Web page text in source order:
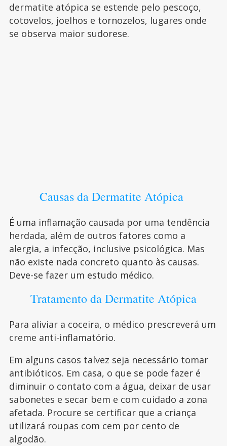
dermatite atópica se estende pelo pescoço,
cotovelos, joelhos e tornozelos, lugares onde
se observa maior sudorese.
Causas da Dermatite Atópica
É uma inflamação causada por uma tendência
herdada, além de outros fatores como a
alergia, a infecção, inclusive psicológica. Mas
não existe nada concreto quanto às causas.
Deve-se fazer um estudo médico.
Tratamento da Dermatite Atópica
Para aliviar a coceira, o médico prescreverá um
creme anti-inflamatório.
Em alguns casos talvez seja necessário tomar
antibióticos. Em casa, o que se pode fazer é
diminuir o contato com a água, deixar de usar
sabonetes e secar bem e com cuidado a zona
afetada. Procure se certificar que a criança
utilizará roupas com cem por cento de
algodão.